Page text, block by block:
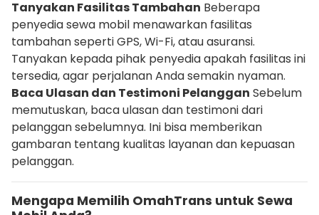
Tanyakan Fasilitas Tambahan Beberapa
penyedia sewa mobil menawarkan fasilitas
tambahan seperti GPS, Wi-Fi, atau asuransi.
Tanyakan kepada pihak penyedia apakah fasilitas ini
tersedia, agar perjalanan Anda semakin nyaman.
Baca Ulasan dan Testimoni Pelanggan Sebelum
memutuskan, baca ulasan dan testimoni dari
pelanggan sebelumnya. Ini bisa memberikan
gambaran tentang kualitas layanan dan kepuasan
pelanggan.
Mengapa Memilih OmahTrans untuk Sewa